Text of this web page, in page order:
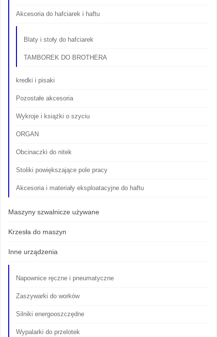
Akcesoria do hafciarek i haftu
Blaty i stoły do hafciarek
TAMBOREK DO BROTHERA
kredki i pisaki
Pozostałe akcesoria
Wykroje i książki o szyciu
ORGAN
Obcinaczki do nitek
Stoliki powiększające pole pracy
Akcesoria i materiały eksploatacyjne do haftu
Maszyny szwalnicze używane
Krzesła do maszyn
Inne urządzenia
Napownice ręczne i pneumatyczne
Zaszywarki do worków
Silniki energooszczędne
Wypalarki do przelotek